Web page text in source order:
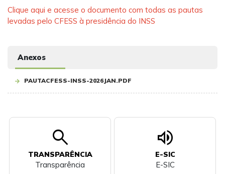
Clique aqui e acesse o documento com todas as pautas
levadas pelo CFESS à presidência do INSS
Anexos
PAUTACFESS-INSS-2026JAN.PDF
search
TRANSPARÊNCIA
Transparência
volume_up
E-SIC
E-SIC